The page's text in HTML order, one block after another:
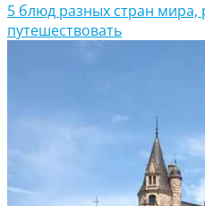
5 блюд разных стран мира,
путешествовать